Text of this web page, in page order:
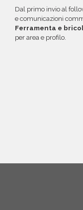
Dal primo invio al
e comunicazioni
Ferramenta e
per area e profilo.